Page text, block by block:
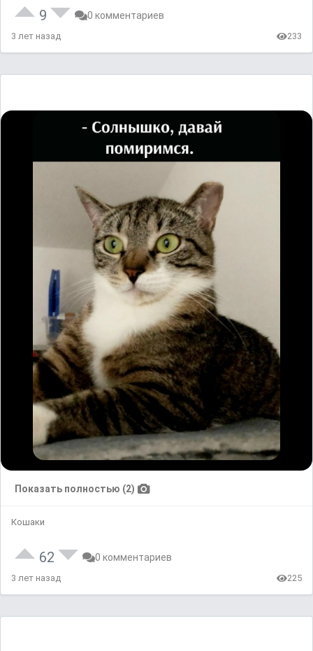
9 0 комментариев
3 лет назад 233
Показать полностью (2)
Кошаки
62 0 комментариев
3 лет назад 225